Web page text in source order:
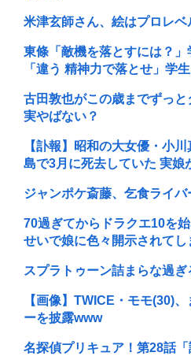
米津玄師さん、絵はプロレベ
東條「敵機を落とすには？
「違う 精神力で落とせ」学生
古田敦也がこの歳までずっ
実やばない？
【訃報】昭和の大女優・小
島で3月に死去していた 実娘
ジャンポケ斎藤、乞食ライ
70過ぎてからドラクエ10を
せいで娘に色々開示されてし
スプラトゥーン詰まらな過ぎ
【画像】TWICE・モモ(30)
ーを披露www
名探偵プリキュア！第28話